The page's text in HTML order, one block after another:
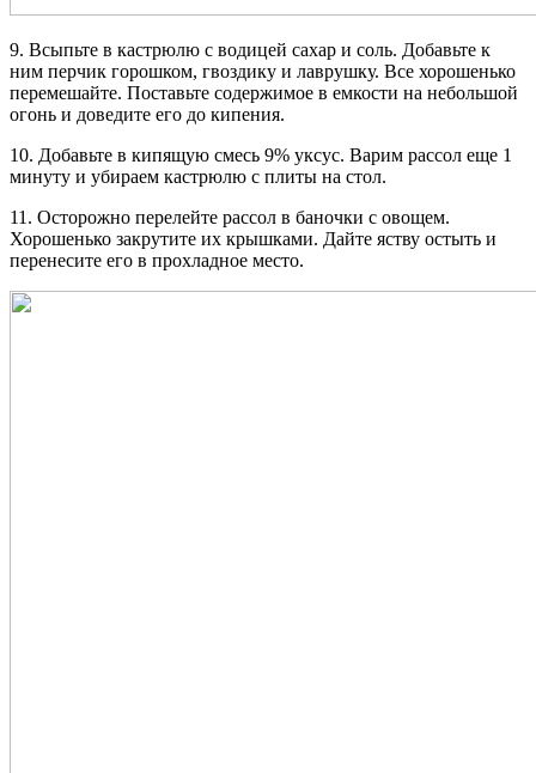
9. Всыпьте в кастрюлю с водицей сахар и соль. Добавьте к
ним перчик горошком, гвоздику и лаврушку. Все хорошенько
перемешайте. Поставьте содержимое в емкости на небольшой
огонь и доведите его до кипения.
10. Добавьте в кипящую смесь 9% уксус. Варим рассол еще 1
минуту и убираем кастрюлю с плиты на стол.
11. Осторожно перелейте рассол в баночки с овощем.
Хорошенько закрутите их крышками. Дайте яству остыть и
перенесите его в прохладное место.